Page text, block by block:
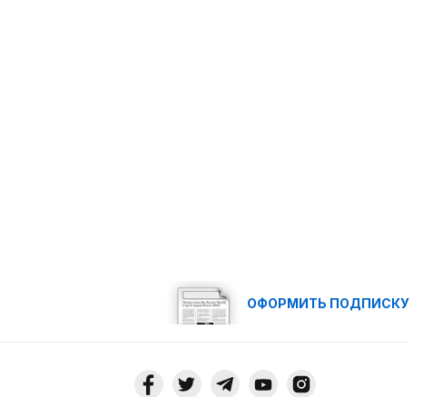
ОФОРМИТЬ ПОДПИСКУ